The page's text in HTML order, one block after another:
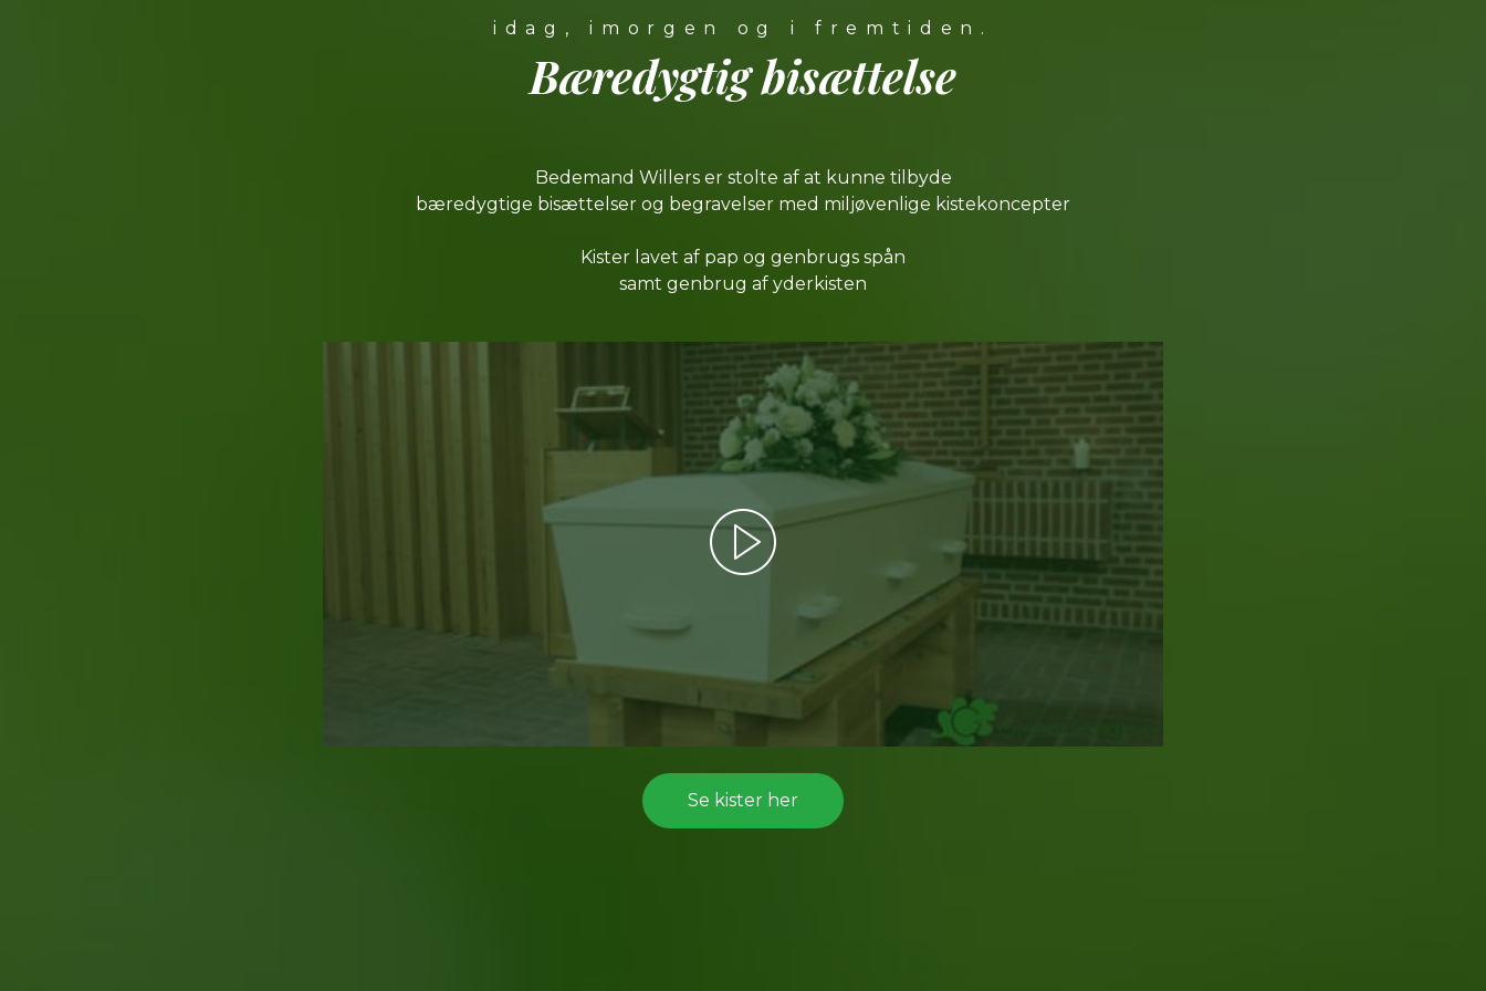
idag, imorgen og i fremtiden.
Bæredygtigbisættelse
Bedemand Willers er stolte af at kunne tilbyde
bæredygtige bisættelser og begravelser med miljøvenlige kistekoncepter
Kister lavet af pap og genbrugs spån
samt genbrug af yderkisten
Se kister her